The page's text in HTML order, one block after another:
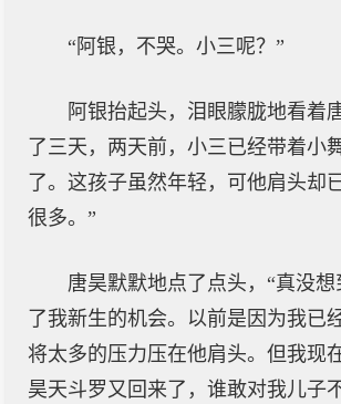
“阿银，不哭。小三呢？”
阿银抬起头，泪眼朦胧地看着
了三天，两天前，小三已经带着小
了。这孩子虽然年轻，可他肩头却
很多。”
唐昊默默地点了点头，“真没
了我新生的机会。以前是因为我已
将太多的压力压在他肩头。但我现
昊天斗罗又回来了，谁敢对我儿子